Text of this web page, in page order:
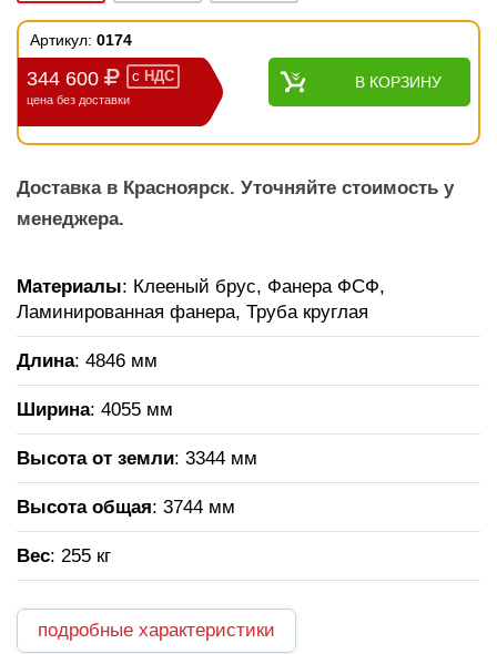
Артикул: 0174
344 600 с НДС
цена без доставки
В КОРЗИНУ
Доставка в Красноярск. Уточняйте стоимость у
менеджера.
Материалы: Клееный брус, Фанера ФСФ,
Ламинированная фанера, Труба круглая
Длина: 4846 мм
Ширина: 4055 мм
Высота от земли: 3344 мм
Высота общая: 3744 мм
Вес: 255 кг
подробные характеристики